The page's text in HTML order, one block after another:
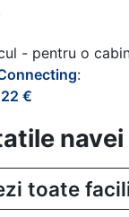
- pentru o
:
€
navei
toate